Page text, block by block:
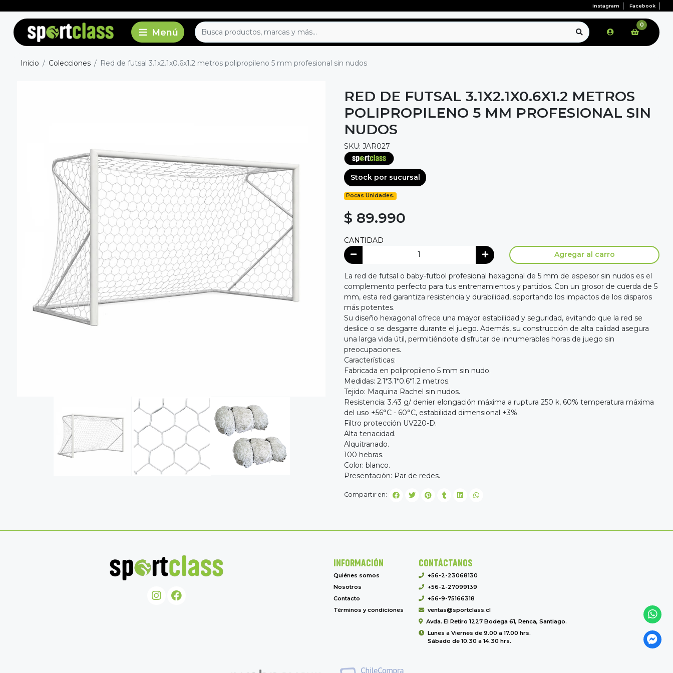
Instagram Facebook
0
Inicio Colecciones Red de futsal 3.1x2.1x0.6x1.2 metros polipropileno 5 mm profesional sin nudos
RED DE FUTSAL 3.1X2.1X0.6X1.2 METROS
POLIPROPILENO 5 MM PROFESIONAL SIN
NUDOS
SKU: JAR027
Stock por sucursal
Pocas Unidades.
$ 89.990
CANTIDAD
Agregar al carro
La red de futsal o baby-futbol profesional hexagonal de 5 mm de espesor sin nudos es el
complemento perfecto para tus entrenamientos y partidos. Con un grosor de cuerda de 5
mm, esta red garantiza resistencia y durabilidad, soportando los impactos de los disparos
más potentes.
Su diseño hexagonal ofrece una mayor estabilidad y seguridad, evitando que la red se
deslice o se desgarre durante el juego. Además, su construcción de alta calidad asegura
una larga vida útil, permitiéndote disfrutar de innumerables horas de juego sin
preocupaciones.
Características:
Fabricada en polipropileno 5 mm sin nudo.
Medidas: 2.1*3.1*0.6*1.2 metros.
Tejido: Maquina Rachel sin nudos.
Resistencia: 3.43 g/ denier elongación máxima a ruptura 250 k, 60% temperatura máxima
del uso +56°C - 60°C, estabilidad dimensional +3%.
Filtro protección UV220-D.
Alta tenacidad.
Alquitranado.
100 hebras.
Color: blanco.
Presentación: Par de redes.
Compartir en:
INFORMACIÓN
Quiénes somos
Nosotros
Contacto
Términos y condiciones
CONTÁCTANOS
+56-2-23068130
+56-2-27099139
+56-9-75166318
ventas@sportclass.cl
Avda. El Retiro 1227 Bodega 61, Renca, Santiago.
Lunes a Viernes de 9.00 a 17.00 hrs.
Sábado de 10.30 a 14.30 hrs.